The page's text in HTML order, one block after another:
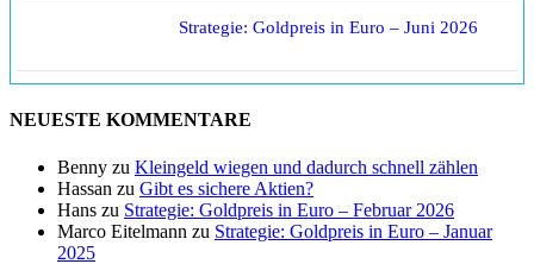
Strategie: Goldpreis in Euro – Juni 2026
NEUESTE KOMMENTARE
Benny zu Kleingeld wiegen und dadurch schnell zählen
Hassan zu Gibt es sichere Aktien?
Hans zu Strategie: Goldpreis in Euro – Februar 2026
Marco Eitelmann zu Strategie: Goldpreis in Euro – Januar
2025